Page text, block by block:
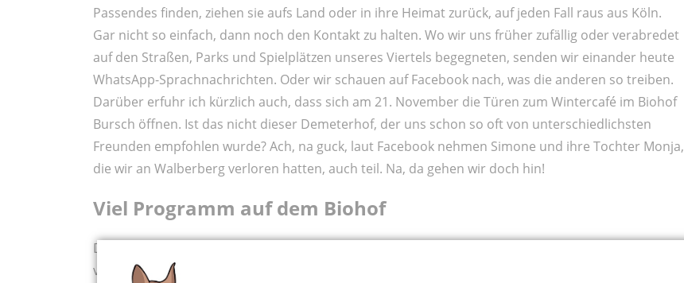
Passendes finden, ziehen sie aufs Land oder in ihre Heimat zurück, auf jeden Fall raus aus Köln.
Gar nicht so einfach, dann noch den Kontakt zu halten. Wo wir uns früher zufällig oder verabredet
auf den Straßen, Parks und Spielplätzen unseres Viertels begegneten, senden wir einander heute
WhatsApp-Sprachnachrichten. Oder wir schauen auf Facebook nach, was die anderen so treiben.
Darüber erfuhr ich kürzlich auch, dass sich am 21. November die Türen zum Wintercafé im Biohof
Bursch öffnen. Ist das nicht dieser Demeterhof, der uns schon so oft von unterschiedlichsten
Freunden empfohlen wurde? Ach, na guck, laut Facebook nehmen Simone und ihre Tochter Monja,
die wir an Walberberg verloren hatten, auch teil. Na, da gehen wir doch hin!
Viel Programm auf dem Biohof
Der Hofladen vom Biohof Bursch, neben dem das Winterzelt aufgebaut ist, nimmt uns sehr
verlockend mit Gemüse in allen Farben in Demeterqualität in Empfang. Wir stöbern erst einmal